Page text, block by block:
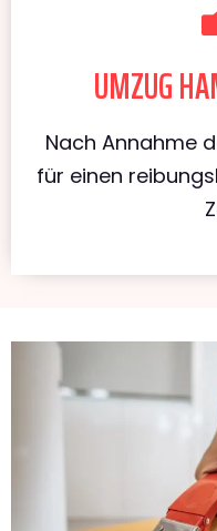
UMZUG
Nach Annahme
für einen